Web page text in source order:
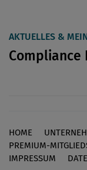
AKTUELLES &
Compliance
Footer
HOME
PREMIUM-
IMPRESSUM